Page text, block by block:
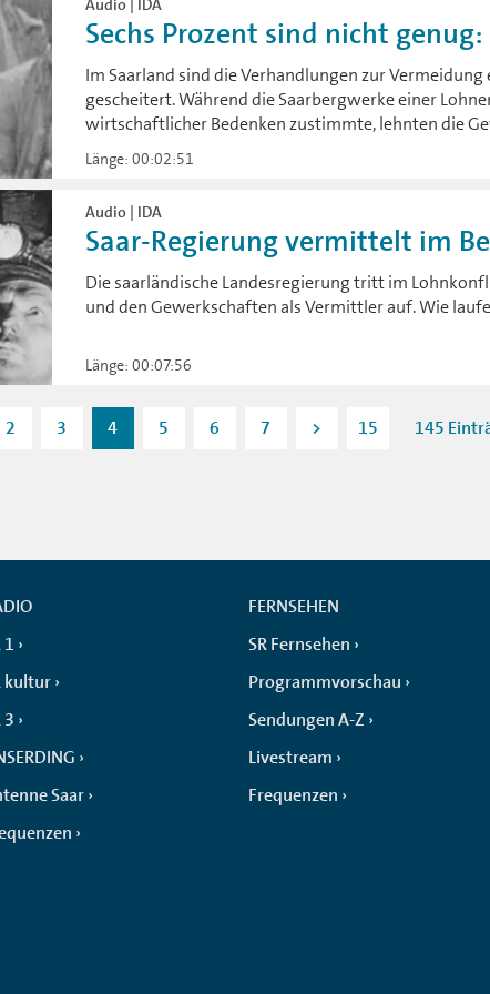
Audio | IDA
Sechs Prozent sind nicht
Im Saarland sind die Verhandlungen zur Vermeidung
gescheitert. Während die Saarbergwerke einer
wirtschaftlicher Bedenken zustimmte, lehnten die
Länge: 00:02:51
Audio | IDA
Saar-Regierung vermittelt im
Die saarländische Landesregierung tritt im
und den Gewerkschaften als Vermittler auf. Wie
Länge: 00:07:56
2 3 4 5 6 7 > 15 145
1
kultur
3
Saar
FERNSEHEN
SR Fernsehen
Programmvorschau
Sendungen A-Z
Livestream
Frequenzen